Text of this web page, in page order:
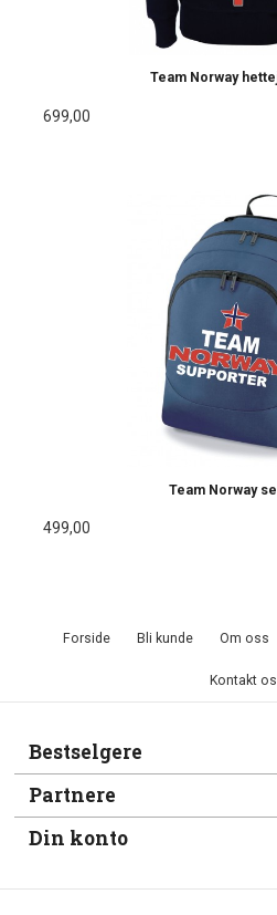
Team Norway
699,00
Team Norway
499,00
Forside Bli kunde Om oss
Kontakt
Bestselgere
Partnere
Din konto